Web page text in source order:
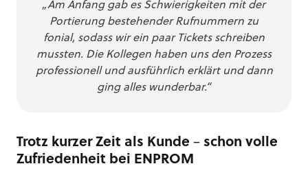
„Am Anfang gab es Schwierigkeiten mit der
Portierung bestehender Rufnummern zu
fonial, sodass wir ein paar Tickets schreiben
mussten. Die Kollegen haben uns den Prozess
professionell und ausführlich erklärt und dann
ging alles wunderbar.“
Trotz kurzer Zeit als Kunde – schon volle
Zufriedenheit bei ENPROM